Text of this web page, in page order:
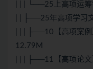
| | | └──25上高项运
| | ├──25年高项学习
| | | ├──10【高项案
12.79M
| | | ├──11【高项论